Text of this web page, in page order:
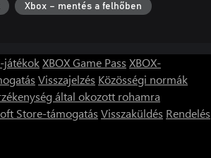
Xbox – mentés a felhőben
játékokXBOX Game Pass XBOX-
Visszajelzés Közösségi normák
által okozott rohamra
Store-támogatás Visszaküldés Rendelés